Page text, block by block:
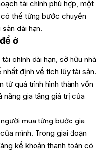
tài chính phù hợp, một
thể từng bước chuyển
dài hạn.
ở
chính dài hạn, sở hữu nhà
định về tích lũy tài sản.
từ quá trình hình thành vốn
năng gia tăng giá trị của
mua từng bước gia
mình. Trong giai đoạn
kể khoản thanh toán có